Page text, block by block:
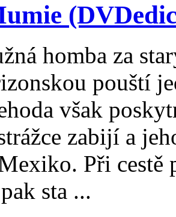
homba za
pouští
však
zabijí a
Při cestě
sta ...